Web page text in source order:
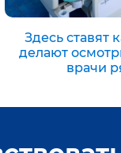
Здесь ставят
делают
врачи